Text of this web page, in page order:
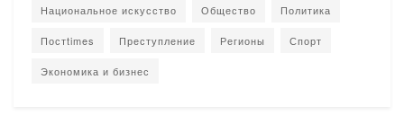
Национальное искусство Общество Политика
Постtimes Преступление Регионы Спорт
Экономика и бизнес